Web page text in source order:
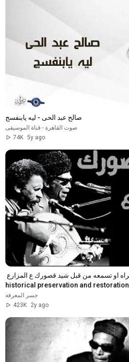
صالح عبد الحى - ليه يابنفسج
صوت القاهرة - قناة الموسيقى
74K 5y ago
historical preservation and restoration
جسر المعرفة
423K
2y ago